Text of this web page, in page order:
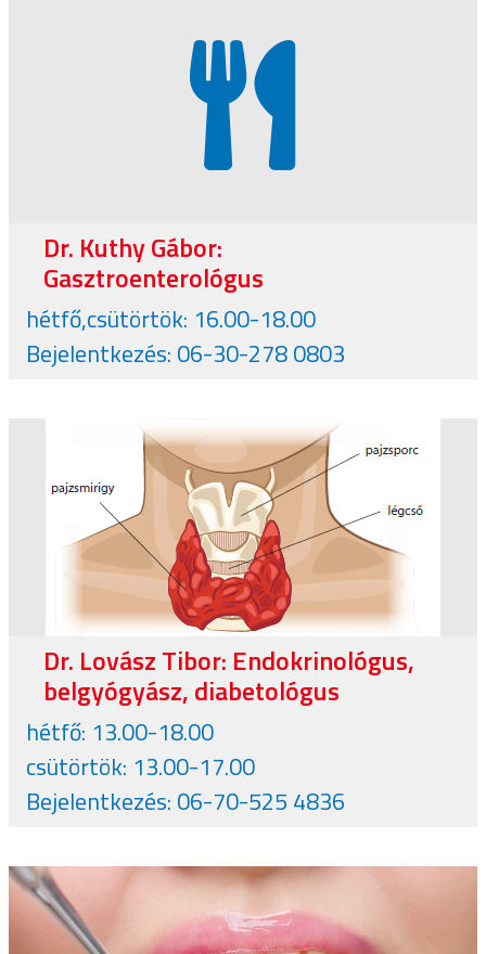
Dr. Kuthy Gábor:
Gasztroenterológus
hétfő,csütörtök: 16.00-18.00
Bejelentkezés: 06-30-278 0803
Dr. Lovász Tibor: Endokrinológus,
belgyógyász, diabetológus
hétfő: 13.00-18.00
csütörtök: 13.00-17.00
Bejelentkezés: 06-70-525 4836